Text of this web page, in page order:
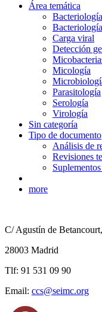
Área temática
Bacteriología
Carga viral
Detección
Micología
Parasitología
Serología
Virología
Sin categoría
Tipo de documento
Análisis de
Revisiones
more
C/ Agustín de
28003 Madrid
Tlf: 91 531 09 90
Email: ccs@seimc.org